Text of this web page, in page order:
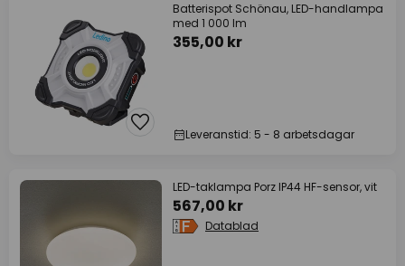
Batterispot Schönau, LED-handlampa
med 1 000 lm
355,00 kr
Leveranstid: 5 - 8 arbetsdagar
LED-taklampa Porz IP44 HF-sensor, vit
567,00 kr
Datablad